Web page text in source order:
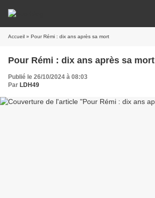
Accueil » Pour Rémi : dix ans après sa mort
Pour Rémi : dix ans après sa mort
Publié le 26/10/2024 à 08:03
Par LDH49